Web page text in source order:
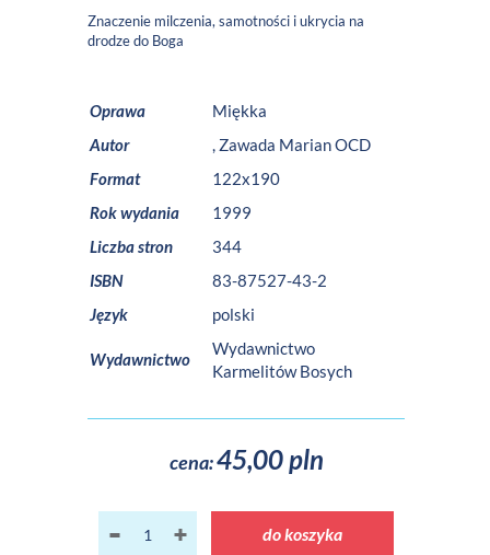
Znaczenie milczenia, samotności i ukrycia na
drodze do Boga
Oprawa
Miękka
Autor
, Zawada Marian OCD
Format
122x190
Rok wydania
1999
Liczba stron
344
ISBN
83-87527-43-2
Język
polski
Wydawnictwo
Wydawnictwo
Karmelitów Bosych
cena:45,00 pln
do koszyka